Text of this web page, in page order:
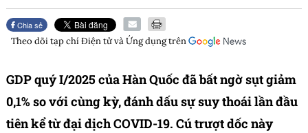
Chia sẻ
Theo dõi tạp chíĐiện tử và Ứng dụngtrên
GDP quý I/2025 của Hàn Quốc đã bất ngờ sụt giảm
0,1% so với cùng kỳ, đánh dấu sự suy thoái lần đầu
tiên kể từ đại dịch COVID-19. Cú trượt dốc này